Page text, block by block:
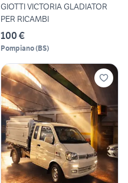
GIOTTI VICTORIA GLADIATOR
PER RICAMBI
100 €
Pompiano(BS)